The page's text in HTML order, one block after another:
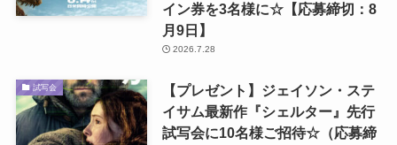
イン券を3名様に☆【応募締切：8
月9日】
2026.7.28
試写会
【プレゼント】ジェイソン・ステ
イサム最新作『シェルター』先行
試写会に10名様ご招待☆（応募締